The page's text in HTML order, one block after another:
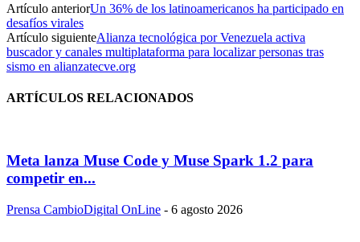
Artículo anteriorUn 36% de los latinoamericanos ha participado en
desafíos virales
Artículo siguienteAlianza tecnológica por Venezuela activa
buscador y canales multiplataforma para localizar personas tras
sismo en alianzatecve.org
ARTÍCULOS RELACIONADOS
Meta lanza Muse Code y Muse Spark 1.2 para
competir en...
Prensa CambioDigital OnLine - 6 agosto 2026